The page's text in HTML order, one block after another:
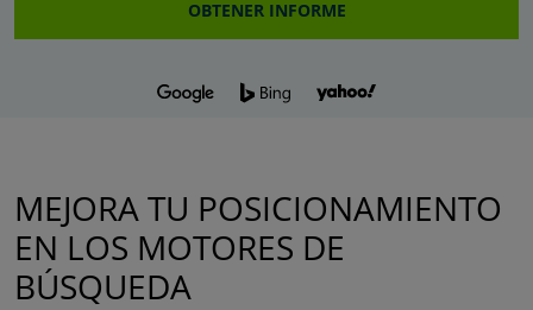
OBTENER INFORME
MEJORA TU POSICIONAMIENTO
EN LOS MOTORES DE
BÚSQUEDA